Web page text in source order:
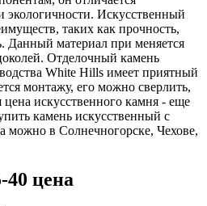
экологичности. Искусственный
таких как прочность,
Данный материал при меняется
Отделочный камень
White Hills имеет приятный
монтажу, его можно сверлить,
цена искусственного камня - еще
камень искусственный с
можно в Солнечногорске, Чехове,
цена